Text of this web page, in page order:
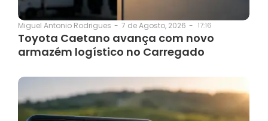
Miguel Antonio Rodrigues - 7 de Agosto, 2026 - 17:16
Toyota Caetano avança com novo
armazém logístico no Carregado